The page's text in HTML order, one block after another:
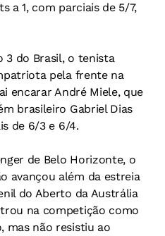
a 1, com parciais de 5/7,
3 do Brasil, o tenista
pela frente na
encarar André Miele, que
brasileiro Gabriel Dias
de 6/3 e 6/4.
de Belo Horizonte, o
avançou além da estreia
do Aberto da Austrália
na competição como
mas não resistiu ao